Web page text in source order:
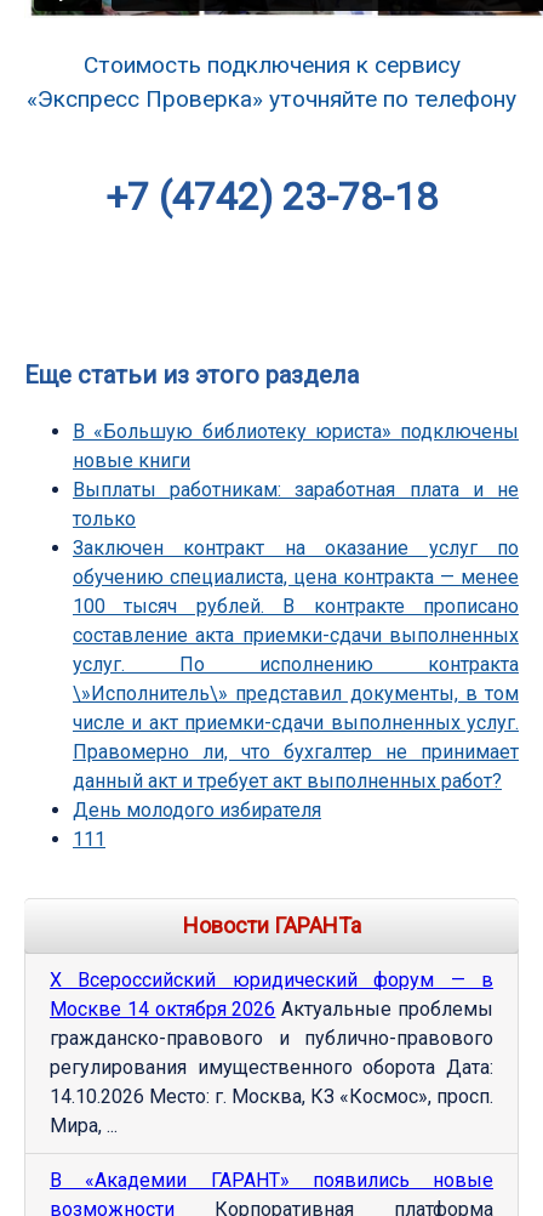
Стоимость подключения к сервису
«Экспресс Проверка» уточняйте по телефону
+7 (4742) 23-78-18
Еще статьи из этого раздела
В «Большую библиотеку юриста» подключены
новые книги
Выплаты работникам: заработная плата и не
только
Заключен контракт на оказание услуг по
обучению специалиста, цена контракта — менее
100 тысяч рублей. В контракте прописано
составление акта приемки-сдачи выполненных
услуг. По исполнению контракта
\»Исполнитель\» представил документы, в том
числе и акт приемки-сдачи выполненных услуг.
Правомерно ли, что бухгалтер не принимает
данный акт и требует акт выполненных работ?
День молодого избирателя
111
Новости ГАРАНТа
Х Всероссийский юридический форум — в
Москве 14 октября 2026 Актуальные проблемы
гражданско-правового и публично-правового
регулирования имущественного оборота Дата:
14.10.2026 Место: г. Москва, КЗ «Космос», просп.
Мира, ...
В «Академии ГАРАНТ» появились новые
возможности Корпоративная платформа